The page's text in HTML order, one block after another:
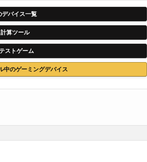
デバイス一覧
算ツール
ストゲーム
中のゲーミングデバイス